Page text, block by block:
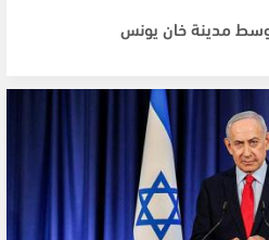
وسط مدينة خان يونس